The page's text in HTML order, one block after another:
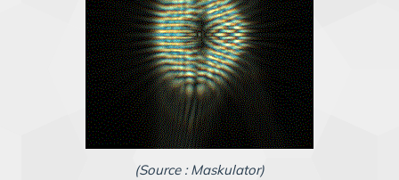
(Source : Maskulator)